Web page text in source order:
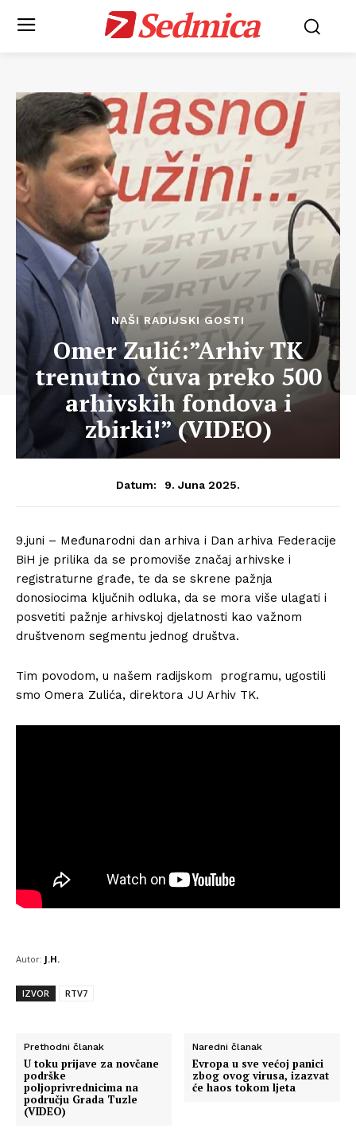
Sedmica
NAŠI RADIJSKI GOSTI
Omer Zulić:”Arhiv TK
trenutno čuva preko 500
arhivskih fondova i
zbirki!” (VIDEO)
Datum: 9. Juna 2025.
9.juni – Međunarodni dan arhiva i Dan arhiva Federacije
BiH je prilika da se promoviše značaj arhivske i
registraturne građe, te da se skrene pažnja
donosiocima ključnih odluka, da se mora više ulagati i
posvetiti pažnje arhivskoj djelatnosti kao važnom
društvenom segmentu jednog društva.
Tim povodom, u našem radijskom programu, ugostili
smo Omera Zulića, direktora JU Arhiv TK.
Autor: J.H.
IZVOR RTV7
Prethodni članak
U toku prijave za novčane
podrške
poljoprivrednicima na
području Grada Tuzle
(VIDEO)
Naredni članak
Evropa u sve većoj panici
zbog ovog virusa, izazvat
će haos tokom ljeta